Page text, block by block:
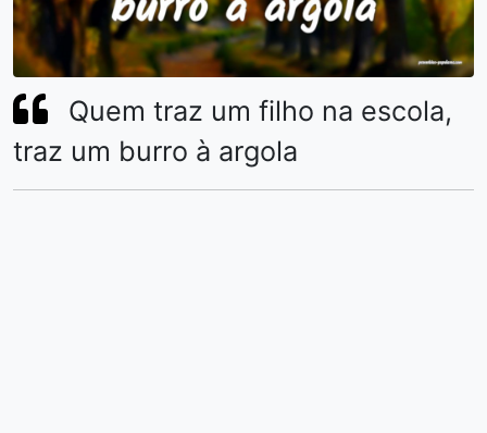
Quem traz um filho na escola,
traz um burro à argola